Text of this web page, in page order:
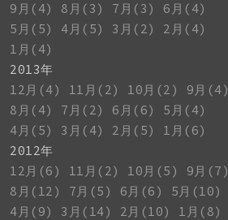
9月(4)
8月(3) 7月(3)
6月(4)
5月(5)
4月(5) 3月(2)
2月(4)
1月(4)
2013年
12月(4)
11月(2) 10月(2)
9月(4)
8月(4)
7月(2) 6月(6)
5月(4)
4月(5)
3月(4) 2月(5)
1月(6)
2012年
12月(6)
11月(2) 10月(5)
9月(7)
8月(12)
7月(5) 6月(6)
5月(10)
4月(9)
3月(14) 2月(10)
1月(8)